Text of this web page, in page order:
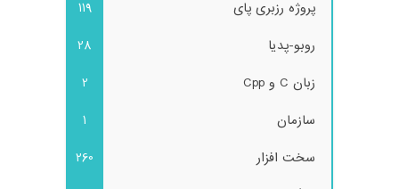
پروژه رزبری پای
119
روبو-پدیا
28
زبان C و Cpp
2
سازمان
1
سخت افزار
260